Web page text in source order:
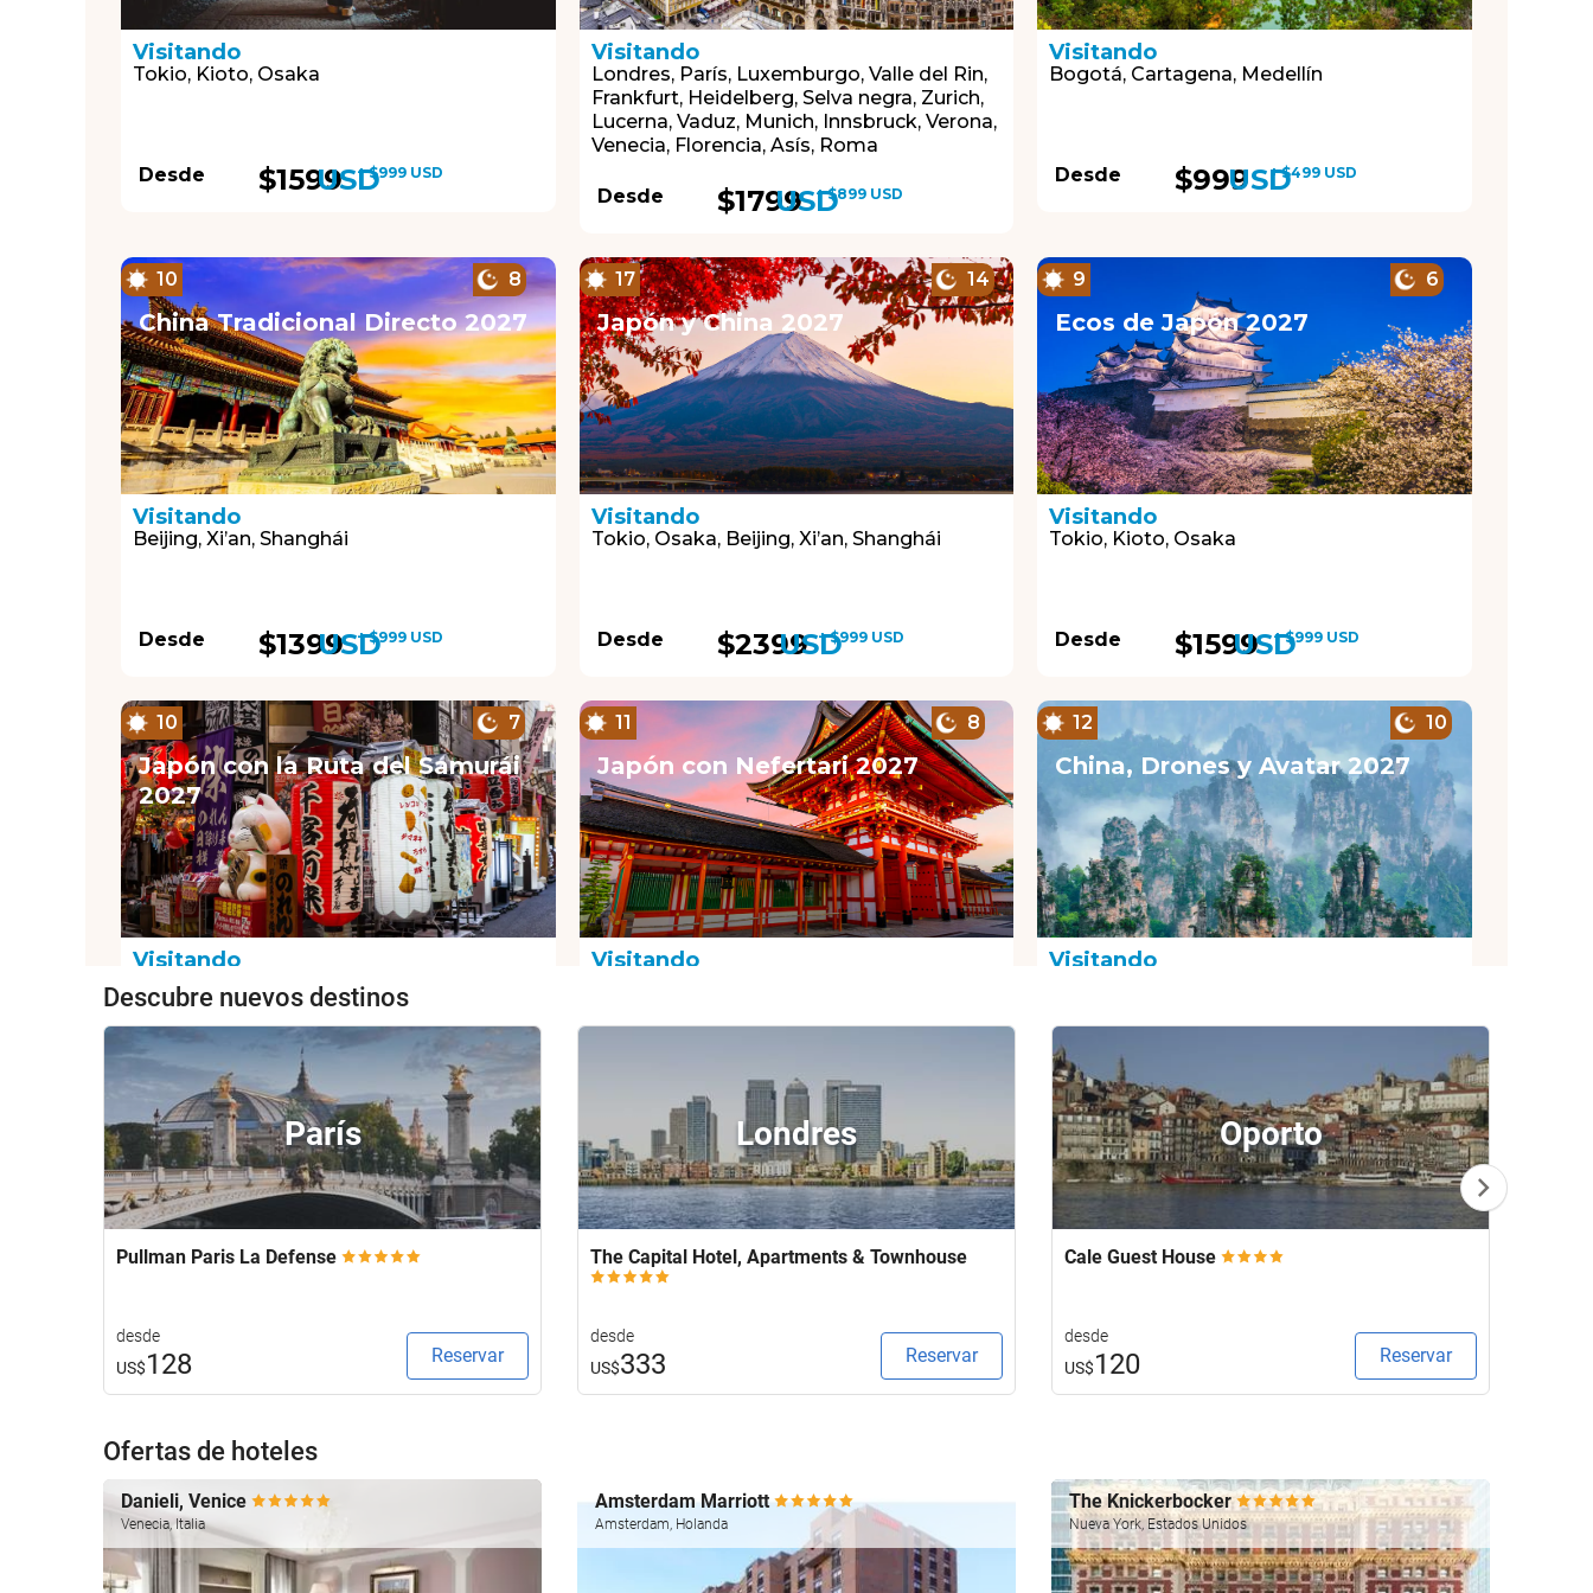
Descubre nuevos destinos
París
Pullman Paris La Defense
desde
US$128 Reservar
Londres
The Capital Hotel, Apartments & Townhouse
desde
US$333 Reservar
Oporto
Cale Guest House
desde
US$120 Reservar
Ofertas de hoteles
Danieli, Venice
Venecia, Italia
Amsterdam Marriott
Amsterdam, Holanda
The Knickerbocker
Nueva York, Estados Unidos